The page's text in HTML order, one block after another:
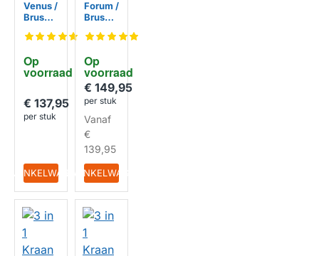
HUISMERK
Op
voorraad
Venus /
Brushe
Nickel
€ 137,95
per stuk
IN WINKELWAGEN
HUISMERK
Op
voorraad
Forum /
Brushe
Nickel
€ 149,95
per stuk
Vanaf
€
139,95
IN WINKELWAGEN